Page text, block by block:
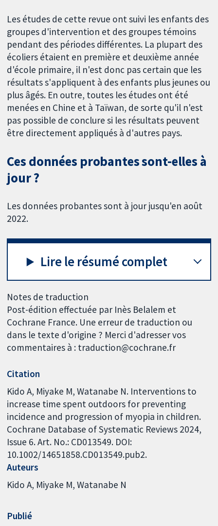
Les études de cette revue ont suivi les enfants des
groupes d'intervention et des groupes témoins
pendant des périodes différentes. La plupart des
écoliers étaient en première et deuxième année
d'école primaire, il n'est donc pas certain que les
résultats s'appliquent à des enfants plus jeunes ou
plus âgés. En outre, toutes les études ont été
menées en Chine et à Taïwan, de sorte qu'il n'est
pas possible de conclure si les résultats peuvent
être directement appliqués à d'autres pays.
Ces données probantes sont-elles à
jour ?
Les données probantes sont à jour jusqu'en août
2022.
Lire le résumé complet
Notes de traduction
Post-édition effectuée par Inès Belalem et
Cochrane France. Une erreur de traduction ou
dans le texte d'origine ? Merci d'adresser vos
commentaires à : traduction@cochrane.fr
Citation
Kido A, Miyake M, Watanabe N. Interventions to
increase time spent outdoors for preventing
incidence and progression of myopia in children.
Cochrane Database of Systematic Reviews 2024,
Issue 6. Art. No.: CD013549. DOI:
10.1002/14651858.CD013549.pub2.
Auteurs
Kido A Miyake M Watanabe N
Publié